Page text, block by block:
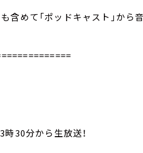
めて「ポッドキャスト」から
30分から生放送！